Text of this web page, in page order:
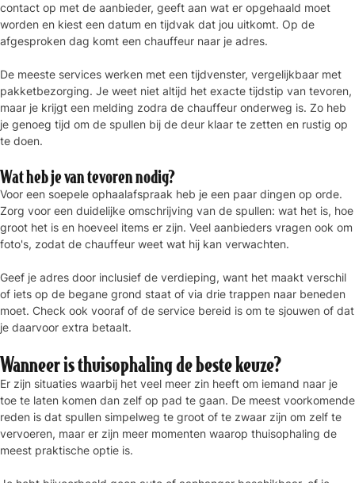
contact op met de aanbieder, geeft aan wat er opgehaald moet
worden en kiest een datum en tijdvak dat jou uitkomt. Op de
afgesproken dag komt een chauffeur naar je adres.
De meeste services werken met een tijdvenster, vergelijkbaar met
pakketbezorging. Je weet niet altijd het exacte tijdstip van tevoren,
maar je krijgt een melding zodra de chauffeur onderweg is. Zo heb
je genoeg tijd om de spullen bij de deur klaar te zetten en rustig op
te doen.
Wat heb je van tevoren nodig?
Voor een soepele ophaalafspraak heb je een paar dingen op orde.
Zorg voor een duidelijke omschrijving van de spullen: wat het is, hoe
groot het is en hoeveel items er zijn. Veel aanbieders vragen ook om
foto's, zodat de chauffeur weet wat hij kan verwachten.
Geef je adres door inclusief de verdieping, want het maakt verschil
of iets op de begane grond staat of via drie trappen naar beneden
moet. Check ook vooraf of de service bereid is om te sjouwen of dat
je daarvoor extra betaalt.
Wanneer is thuisophaling de beste keuze?
Er zijn situaties waarbij het veel meer zin heeft om iemand naar je
toe te laten komen dan zelf op pad te gaan. De meest voorkomende
reden is dat spullen simpelweg te groot of te zwaar zijn om zelf te
vervoeren, maar er zijn meer momenten waarop thuisophaling de
meest praktische optie is.